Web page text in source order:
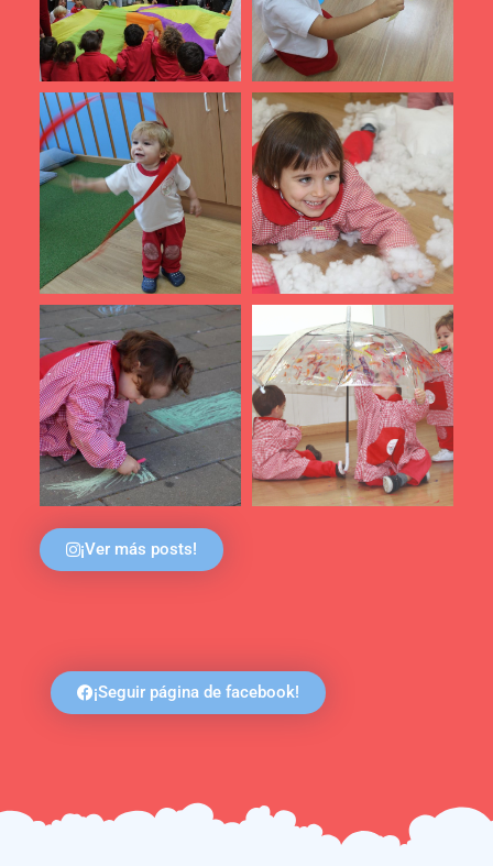
¡Ver más posts!
¡Seguir página de facebook!